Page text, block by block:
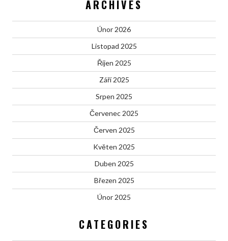
ARCHIVES
Únor 2026
Listopad 2025
Říjen 2025
Září 2025
Srpen 2025
Červenec 2025
Červen 2025
Květen 2025
Duben 2025
Březen 2025
Únor 2025
CATEGORIES